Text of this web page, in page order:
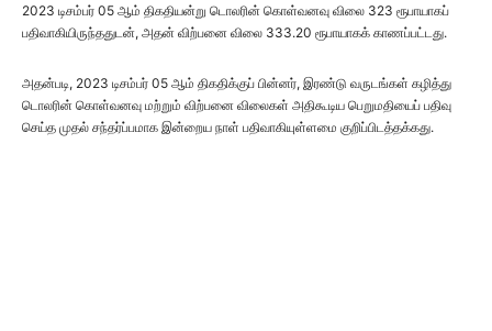
2023 டிசம்பர் 05 ஆம் திகதியன்று டொலரின் கொள்வனவு விலை 323 ரூபாயாகப்
பதிவாகியிருந்ததுடன், அதன் விற்பனை விலை 333.20 ரூபாயாகக் காணப்பட்டது.
அதன்படி, 2023 டிசம்பர் 05 ஆம் திகதிக்குப் பின்னர், இரண்டு வருடங்கள் கழித்து
டொலரின் கொள்வனவு மற்றும் விற்பனை விலைகள் அதிகூடிய பெறுமதியைப் பதிவு
செய்த முதல் சந்தர்ப்பமாக இன்றைய நாள் பதிவாகியுள்ளமை குறிப்பிடத்தக்கது.